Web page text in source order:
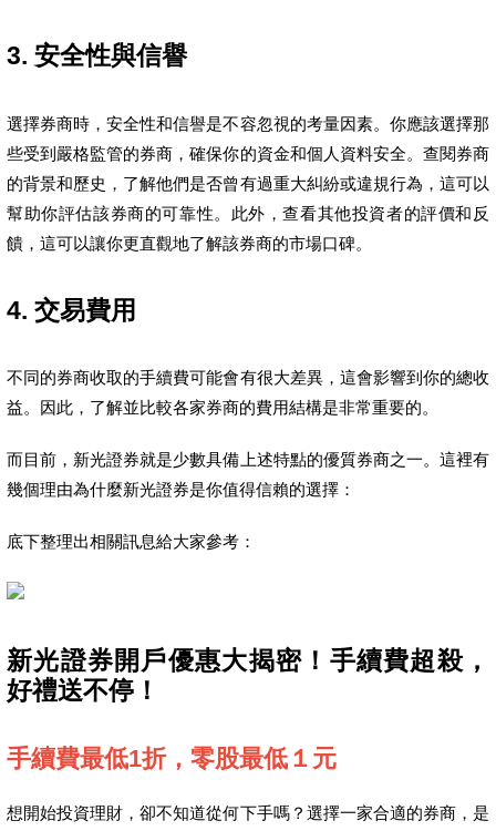
3. 安全性與信譽
選擇券商時，安全性和信譽是不容忽視的考量因素。你應該選擇那
些受到嚴格監管的券商，確保你的資金和個人資料安全。查閱券商
的背景和歷史，了解他們是否曾有過重大糾紛或違規行為，這可以
幫助你評估該券商的可靠性。此外，查看其他投資者的評價和反
饋，這可以讓你更直觀地了解該券商的市場口碑。
4. 交易費用
不同的券商收取的手續費可能會有很大差異，這會影響到你的總收
益。因此，了解並比較各家券商的費用結構是非常重要的。
而目前，新光證券就是少數具備上述特點的優質券商之一。這裡有
幾個理由為什麼新光證券是你值得信賴的選擇：
底下整理出相關訊息給大家參考：
新光證券開戶優惠大揭密！手續費超殺，
好禮送不停！
手續費最低1折，零股最低１元
想開始投資理財，卻不知道從何下手嗎？選擇一家合適的券商，是